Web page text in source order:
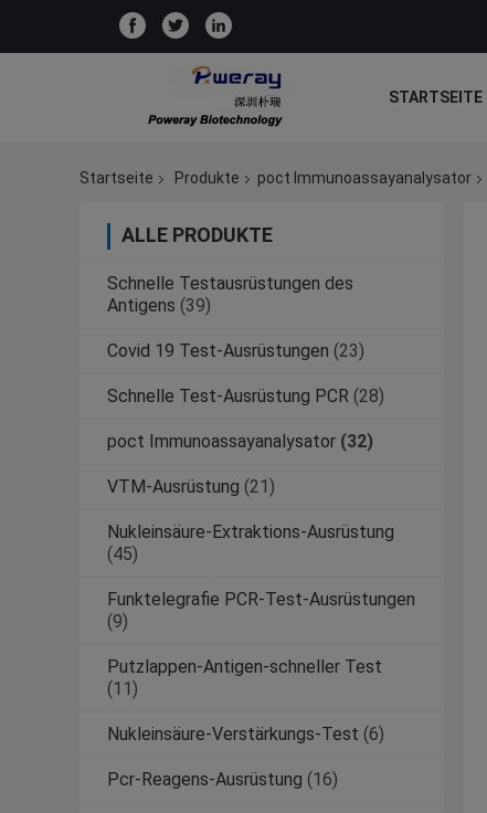
STARTSEITE
Startseite Produkte poct Immunoassayanalysator
ALLE PRODUKTE
Schnelle Testausrüstungen des
Antigens (39)
Covid 19 Test-Ausrüstungen (23)
Schnelle Test-Ausrüstung PCR (28)
poct Immunoassayanalysator (32)
VTM-Ausrüstung (21)
Nukleinsäure-Extraktions-Ausrüstung
(45)
Funktelegrafie PCR-Test-Ausrüstungen
(9)
Putzlappen-Antigen-schneller Test
(11)
Nukleinsäure-Verstärkungs-Test (6)
Pcr-Reagens-Ausrüstung (16)